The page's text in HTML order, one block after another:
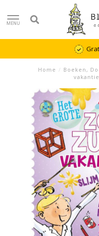
MENU
Home / Boeken,